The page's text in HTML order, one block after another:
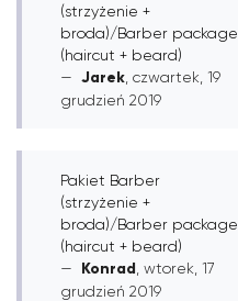
(strzyżenie +
broda)/Barber package
(haircut + beard)
Jarek , czwartek, 19
grudzień 2019
Pakiet Barber
(strzyżenie +
broda)/Barber package
(haircut + beard)
Konrad , wtorek, 17
grudzień 2019